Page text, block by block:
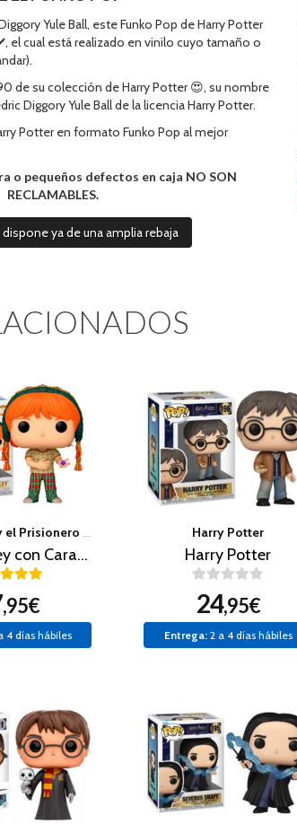
Yule Ball, este Funko Pop de Harry Potter
el cual está realizado en vinilo cuyo tamaño o
de su colección de Harry Potter 😍, su nombre
Diggory Yule Ball de la licencia Harry Potter.
Potter en formato Funko Pop al mejor
o pequeños defectos en caja NO SON
RECLAMABLES.
ya de una amplia rebaja
Harry Potter y el Prisionero de Azkaban
Ron Weasley con Caramelo
,95€
4 días hábiles
Harry Potter
Harry Potter
24,95€
Entrega:2 a 4 días hábiles